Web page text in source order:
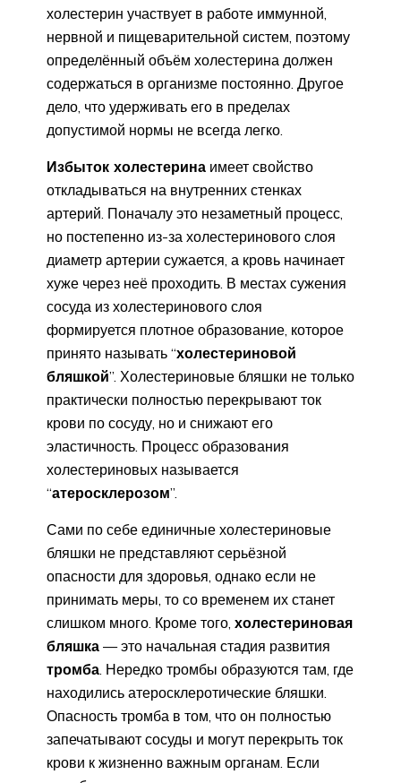
холестерин участвует в работе иммунной,
нервной и пищеварительной систем, поэтому
определённый объём холестерина должен
содержаться в организме постоянно. Другое
дело, что удерживать его в пределах
допустимой нормы не всегда легко.
Избыток холестерина имеет свойство
откладываться на внутренних стенках
артерий. Поначалу это незаметный процесс,
но постепенно из-за холестеринового слоя
диаметр артерии сужается, а кровь начинает
хуже через неё проходить. В местах сужения
сосуда из холестеринового слоя
формируется плотное образование, которое
принято называть “холестериновой
бляшкой”. Холестериновые бляшки не только
практически полностью перекрывают ток
крови по сосуду, но и снижают его
эластичность. Процесс образования
холестериновых называется
“атеросклерозом”.
Сами по себе единичные холестериновые
бляшки не представляют серьёзной
опасности для здоровья, однако если не
принимать меры, то со временем их станет
слишком много. Кроме того, холестериновая
бляшка — это начальная стадия развития
тромба . Нередко тромбы образуются там, где
находились атеросклеротические бляшки.
Опасность тромба в том, что он полностью
запечатывают сосуды и могут перекрыть ток
крови к жизненно важным органам. Если